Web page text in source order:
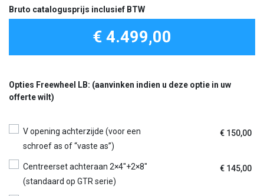
Bruto catalogusprijs inclusief BTW
€ 4.499,00
Opties Freewheel LB: (aanvinken indien u deze optie in uw
offerte wilt)
V opening achterzijde (voor een
schroef as of “vaste as”)
€ 150,00
Centreerset achteraan 2×4″+2×8″
(standaard op GTR serie)
€ 145,00